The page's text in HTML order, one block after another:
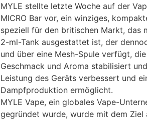
MYLE stellte letzte Woche auf der
MICRO Bar vor, ein winziges,
speziell für den britischen Markt, das
2-ml-Tank ausgestattet ist, der
und über eine Mesh-Spule verfügt,
Geschmack und Aroma stabilisiert
Leistung des Geräts verbessert und
Dampfproduktion ermöglicht.
MYLE Vape, ein globales Vape-
gegründet wurde, wurde mit dem Ziel